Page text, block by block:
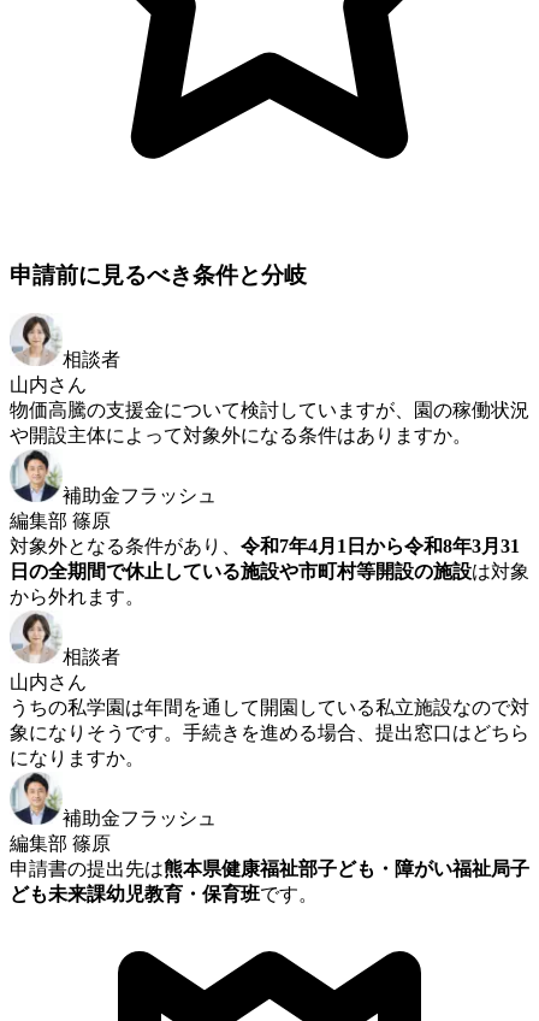
申請前に見るべき条件と分岐
相談者
山内さん
物価高騰の支援金について検討していますが、園の稼働状況
や開設主体によって対象外になる条件はありますか。
補助金フラッシュ
編集部 篠原
対象外となる条件があり、 令和7年4月1日から令和8年3月31
日の全期間で休止している施設や市町村等開設の施設は対象
から外れます。
相談者
山内さん
うちの私学園は年間を通して開園している私立施設なので対
象になりそうです。手続きを進める場合、提出窓口はどちら
になりますか。
補助金フラッシュ
編集部 篠原
申請書の提出先は熊本県健康福祉部子ども・障がい福祉局子
ども未来課幼児教育・保育班です。